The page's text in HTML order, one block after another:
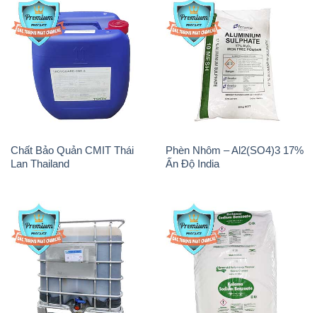
Chất Bảo Quản CMIT Thái
Lan Thailand
Phèn Nhôm – Al2(SO4)3 17%
Ấn Độ India